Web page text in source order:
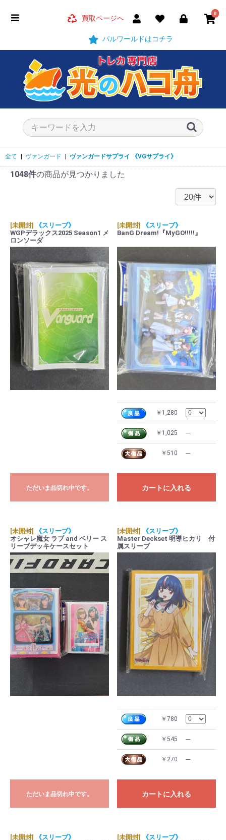
買取ページへ
パルワールドはコチラ
0
全て ヴァンガード ヴァンガードサプライ 《VGサプライ》
1048件の商品が見つかりました
[未開封]
《スリーブ》
WGPデラックス2025 Season1 メ
ロンソーダ
ただいま品切れ中です。
[未開封]
《スリーブ》
BanG Dream!『MyGO!!!!!』
￥1,280
￥1,025 ---
￥510 ---
カートに入れる
[未開封]
《スリーブ》
オシャレ魔女 ラブ and ベリー ス
リーブデッキケースセット
ただいま品切れ中です。
[未開封]
《スリーブ》
Master Deckset 明導ヒカリ 付
属スリーブ
￥780
￥545 ---
￥270 ---
カートに入れる
[未開封]
《スリーブ》
[未開封]
《スリーブ》